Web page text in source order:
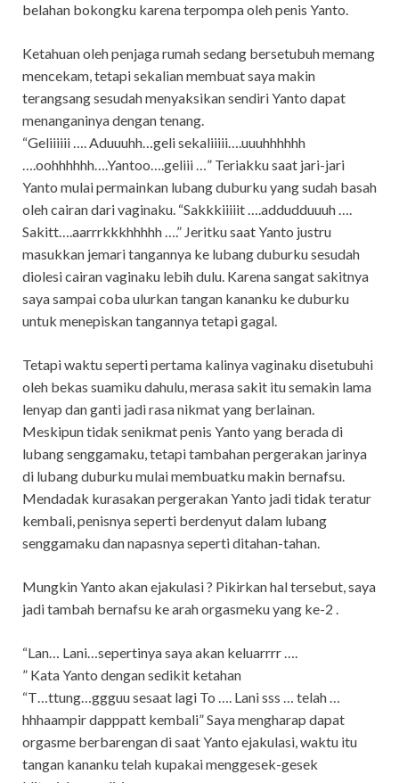
belahan bokongku karena terpompa oleh penis Yanto.
Ketahuan oleh penjaga rumah sedang bersetubuh memang
mencekam, tetapi sekalian membuat saya makin
terangsang sesudah menyaksikan sendiri Yanto dapat
menanganinya dengan tenang.
“Geliiiiii …. Aduuuhh…geli sekaliiiii….uuuhhhhhh
….oohhhhhh….Yantoo….geliii …” Teriakku saat jari-jari
Yanto mulai permainkan lubang duburku yang sudah basah
oleh cairan dari vaginaku. “Sakkkiiiiit ….addudduuuh ….
Sakitt….aarrrkkkhhhhh ….” Jeritku saat Yanto justru
masukkan jemari tangannya ke lubang duburku sesudah
diolesi cairan vaginaku lebih dulu. Karena sangat sakitnya
saya sampai coba ulurkan tangan kananku ke duburku
untuk menepiskan tangannya tetapi gagal.
Tetapi waktu seperti pertama kalinya vaginaku disetubuhi
oleh bekas suamiku dahulu, merasa sakit itu semakin lama
lenyap dan ganti jadi rasa nikmat yang berlainan.
Meskipun tidak senikmat penis Yanto yang berada di
lubang senggamaku, tetapi tambahan pergerakan jarinya
di lubang duburku mulai membuatku makin bernafsu.
Mendadak kurasakan pergerakan Yanto jadi tidak teratur
kembali, penisnya seperti berdenyut dalam lubang
senggamaku dan napasnya seperti ditahan-tahan.
Mungkin Yanto akan ejakulasi ? Pikirkan hal tersebut, saya
jadi tambah bernafsu ke arah orgasmeku yang ke-2 .
“Lan… Lani…sepertinya saya akan keluarrrr ….
” Kata Yanto dengan sedikit ketahan
“T…ttung…ggguu sesaat lagi To …. Lani sss … telah …
hhhaampir dapppatt kembali” Saya mengharap dapat
orgasme berbarengan di saat Yanto ejakulasi, waktu itu
tangan kananku telah kupakai menggesek-gesek